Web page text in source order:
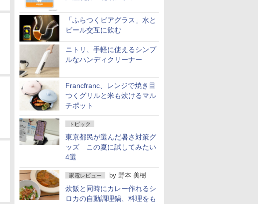
「ふらつくビアグラス」水と
ビール交互に飲む
ニトリ、手軽に使えるシンプ
ルなハンディクリーナー
Francfranc、レンジで焼き目
つくグリルと米も炊けるマル
チポット
トピック
東京都民が選んだ暑さ対策グ
ッズ この夏に試してみたい
4選
家電レビュー by 野本 美樹
炊飯と同時にカレー作れるシ
ロカの自動調理鍋、料理をも